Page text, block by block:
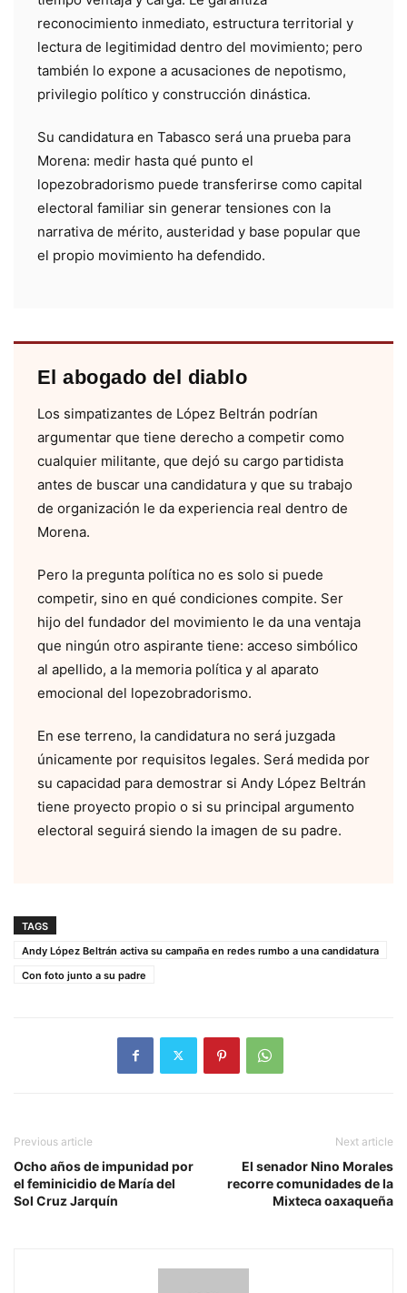
reconocimiento inmediato, estructura territorial y
lectura de legitimidad dentro del movimiento; pero
también lo expone a acusaciones de nepotismo,
privilegio político y construcción dinástica.
Su candidatura en Tabasco será una prueba para
Morena: medir hasta qué punto el
lopezobradorismo puede transferirse como capital
electoral familiar sin generar tensiones con la
narrativa de mérito, austeridad y base popular que
el propio movimiento ha defendido.
El abogado del diablo
Los simpatizantes de López Beltrán podrían
argumentar que tiene derecho a competir como
cualquier militante, que dejó su cargo partidista
antes de buscar una candidatura y que su trabajo
de organización le da experiencia real dentro de
Morena.
Pero la pregunta política no es solo si puede
competir, sino en qué condiciones compite. Ser
hijo del fundador del movimiento le da una ventaja
que ningún otro aspirante tiene: acceso simbólico
al apellido, a la memoria política y al aparato
emocional del lopezobradorismo.
En ese terreno, la candidatura no será juzgada
únicamente por requisitos legales. Será medida por
su capacidad para demostrar si Andy López Beltrán
tiene proyecto propio o si su principal argumento
electoral seguirá siendo la imagen de su padre.
TAGS
Andy López Beltrán activa su campaña en redes rumbo a una candidatura
Con foto junto a su padre
Previous article
Ocho años de impunidad por
el feminicidio de María del
Sol Cruz Jarquín
Next article
El senador Nino Morales
recorre comunidades de la
Mixteca oaxaqueña